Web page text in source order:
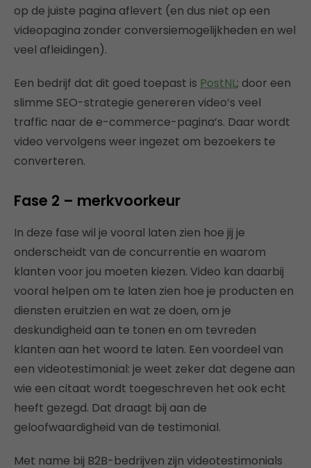
op de juiste pagina aflevert (en dus niet op een
videopagina zonder conversiemogelijkheden en wel
veel afleidingen).
Een bedrijf dat dit goed toepast is PostNL; door een
slimme SEO-strategie genereren video’s veel
traffic naar de e-commerce-pagina’s. Daar wordt
video vervolgens weer ingezet om bezoekers te
converteren.
Fase 2 – merkvoorkeur
In deze fase wil je vooral laten zien hoe jij je
onderscheidt van de concurrentie en waarom
klanten voor jou moeten kiezen. Video kan daarbij
vooral helpen om te laten zien hoe je producten en
diensten eruitzien en wat ze doen, om je
deskundigheid aan te tonen en om tevreden
klanten aan het woord te laten. Een voordeel van
een videotestimonial: je weet zeker dat degene aan
wie een citaat wordt toegeschreven het ook echt
heeft gezegd. Dat draagt bij aan de
geloofwaardigheid van de testimonial.
Met name bij B2B-bedrijven zijn videotestimonials